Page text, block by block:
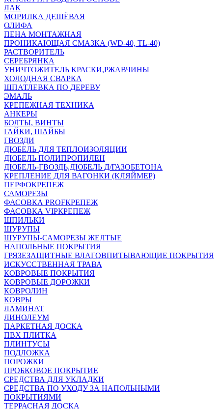
ЛАК
МОРИЛКА ДЕШЁВАЯ
ОЛИФА
ПЕНА МОНТАЖНАЯ
ПРОНИКАЮЩАЯ СМАЗКА (WD-40, TL-40)
РАСТВОРИТЕЛЬ
СЕРЕБРЯНКА
УНИЧТОЖИТЕЛЬ КРАСКИ,РЖАВЧИНЫ
ХОЛОДНАЯ СВАРКА
ШПАТЛЕВКА ПО ДЕРЕВУ
ЭМАЛЬ
КРЕПЕЖНАЯ ТЕХНИКА
АНКЕРЫ
БОЛТЫ, ВИНТЫ
ГАЙКИ, ШАЙБЫ
ГВОЗДИ
ДЮБЕЛЬ ДЛЯ ТЕПЛОИЗОЛЯЦИИ
ДЮБЕЛЬ ПОЛИПРОПИЛЕН
ДЮБЕЛЬ-ГВОЗДЬ,ДЮБЕЛЬ Д/ГАЗОБЕТОНА
КРЕПЛЕНИЕ ДЛЯ ВАГОНКИ (КЛЯЙМЕР)
ПЕРФОКРЕПЕЖ
САМОРЕЗЫ
ФАСОВКА PROFКРЕПЕЖ
ФАСОВКА VIPКРЕПЕЖ
ШПИЛЬКИ
ШУРУПЫ
ШУРУПЫ-САМОРЕЗЫ ЖЕЛТЫЕ
НАПОЛЬНЫЕ ПОКРЫТИЯ
ГРЯЗЕЗАЩИТНЫЕ ВЛАГОВПИТЫВАЮЩИЕ ПОКРЫТИЯ
ИСКУССТВЕННАЯ ТРАВА
КОВРОВЫЕ ПОКРЫТИЯ
КОВРОВЫЕ ДОРОЖКИ
КОВРОЛИН
КОВРЫ
ЛАМИНАТ
ЛИНОЛЕУМ
ПАРКЕТНАЯ ДОСКА
ПВХ ПЛИТКА
ПЛИНТУСЫ
ПОДЛОЖКА
ПОРОЖКИ
ПРОБКОВОЕ ПОКРЫТИЕ
СРЕДСТВА ДЛЯ УКЛАДКИ
СРЕДСТВА ПО УХОДУ ЗА НАПОЛЬНЫМИ
ПОКРЫТИЯМИ
ТЕРРАСНАЯ ДОСКА